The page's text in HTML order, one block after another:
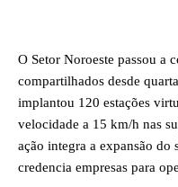
O Setor Noroeste passou a
compartilhados desde
implantou 120 estações
velocidade a 15 km/h nas
ação integra a expansão do
credencia empresas para